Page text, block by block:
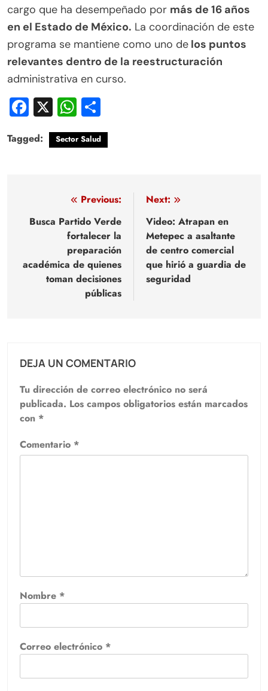
cargo que ha desempeñado por más de 16 años
en el Estado de México. La coordinación de este
programa se mantiene como uno de los puntos
relevantes dentro de la reestructuración
administrativa en curso.
Facebook
X WhatsApp
Tagged: Sector Salud
Navegación
de
entradas
Previous:
Busca Partido Verde
fortalecer la
preparación
académica de quienes
toman decisiones
públicas
Next:
Video: Atrapan en
Metepec a asaltante
de centro comercial
que hirió a guardia de
seguridad
DEJA UN COMENTARIO
Tu dirección de correo electrónico no será
publicada. Los campos obligatorios están marcados
con *
Comentario *
Nombre *
Correo electrónico *